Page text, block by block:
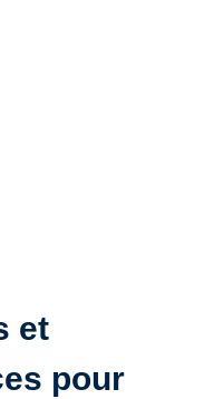
et
pour